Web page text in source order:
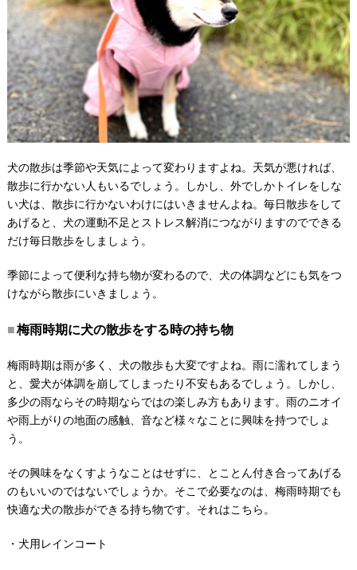
犬の散歩は季節や天気によって変わりますよね。天気が悪ければ、
散歩に行かない人もいるでしょう。しかし、外でしかトイレをしな
い犬は、散歩に行かないわけにはいきませんよね。毎日散歩をして
あげると、犬の運動不足とストレス解消につながりますのでできる
だけ毎日散歩をしましょう。
季節によって便利な持ち物が変わるので、犬の体調などにも気をつ
けながら散歩にいきましょう。
梅雨時期に犬の散歩をする時の持ち物
梅雨時期は雨が多く、犬の散歩も大変ですよね。雨に濡れてしまう
と、愛犬が体調を崩してしまったり不安もあるでしょう。しかし、
多少の雨ならその時期ならではの楽しみ方もあります。雨のニオイ
や雨上がりの地面の感触、音など様々なことに興味を持つでしょ
う。
その興味をなくすようなことはせずに、とことん付き合ってあげる
のもいいのではないでしょうか。そこで必要なのは、梅雨時期でも
快適な犬の散歩ができる持ち物です。それはこちら。
・犬用レインコート